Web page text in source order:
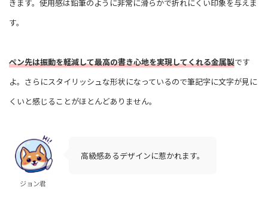
きます。使用感は鉛筆のように非常に滑らかで折れにくい印象を与えま
す。
ペン先は振動を軽減して最高の書き心地を実現してくれる金属製です
よ。さらにスタイリッシュな形状になっているので筆記字に文字が見に
くいと感じることがほとんどありません。
ジョン君
高級感あるデザインに惹かれます。